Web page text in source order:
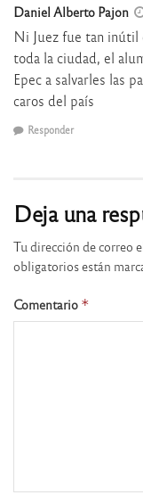
Daniel Alberto Pajon
Ni Juez fue tan inútil
toda la ciudad, el
Epec a salvarles las
caros del país
Responder
Deja una
Tu dirección de correo
obligatorios están
Comentario *